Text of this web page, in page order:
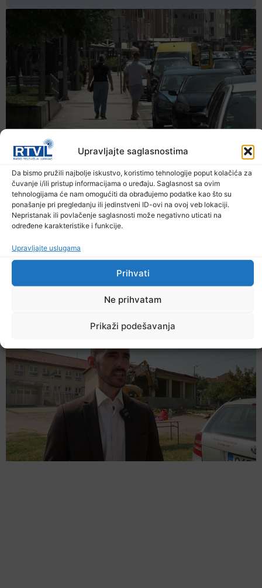
Upravljajte saglasnostima
Da bismo pružili najbolje iskustvo, koristimo tehnologije poput kolačića za
čuvanje i/ili pristup informacijama o uređaju. Saglasnost sa ovim
tehnologijama će nam omogućiti da obrađujemo podatke kao što su
ponašanje pri pregledanju ili jedinstveni ID-ovi na ovoj veb lokaciji.
Nepristanak ili povlačenje saglasnosti može negativno uticati na
određene karakteristike i funkcije.
Upravljajte uslugama
Prihvati
Ne prihvatam
Prikaži podešavanja
Šta jesti i piti tokom ljetnih vrućina